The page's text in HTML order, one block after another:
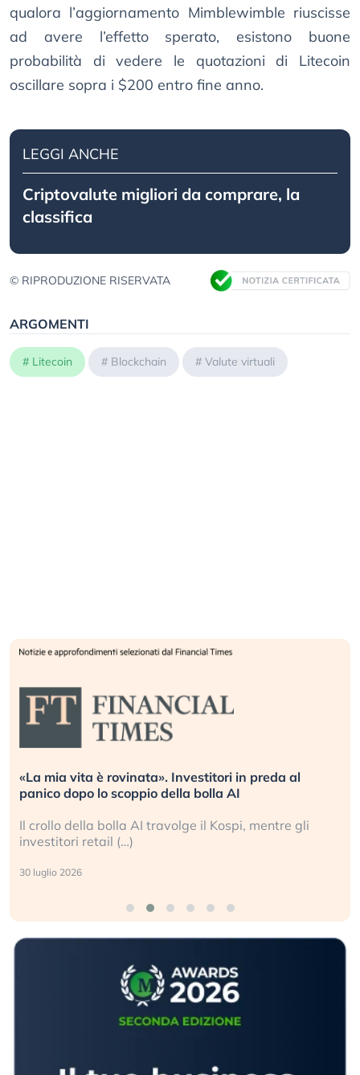
qualora l’aggiornamento Mimblewimble riuscisse
ad avere l’effetto sperato, esistono buone
probabilità di vedere le quotazioni di Litecoin
oscillare sopra i $200 entro fine anno.
LEGGI ANCHE
Criptovalute migliori da comprare, la
classifica
© RIPRODUZIONE RISERVATA
ARGOMENTI
# Litecoin # Blockchain # Valute virtuali
Quando la finanza pesa più dell’economia reale.
L’America sta ripetendo gli errori del 2008?
La ricchezza mondiale cresce, ma è sempre più
sganciata dall’economia reale. (…)
24 luglio 2026